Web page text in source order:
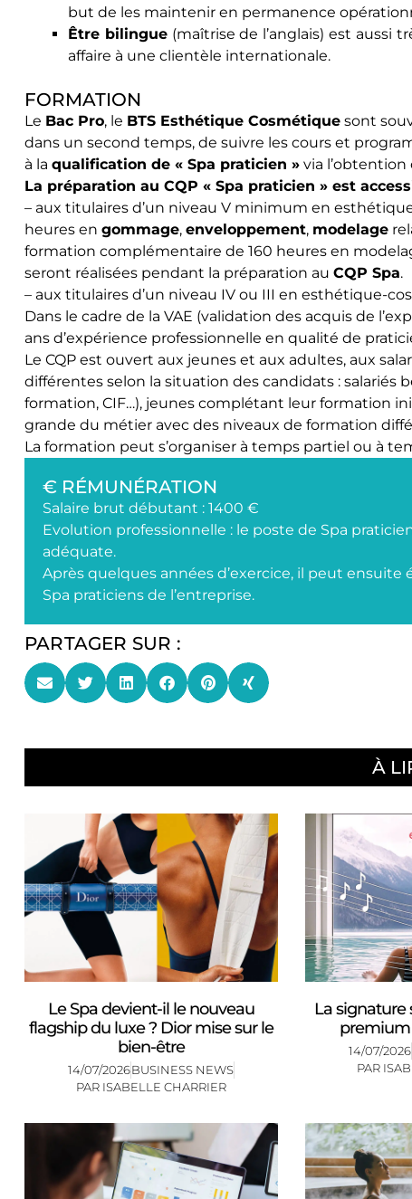
but de les maintenir en permanence
Être bilingue(maîtrise de l’anglais) est aussi
affaire à une clientèle internationale.
FORMATION
Le Bac Pro, le BTS Esthétique Cosmétique sont
dans un second temps, de suivre les cours et
à la qualification de « Spa praticien » via
La préparation au CQP « Spa praticien » est
– aux titulaires d’un niveau V minimum en
heures en gommage, enveloppement, modelage
formation complémentaire de 160 heures en
seront réalisées pendant la préparation au CQP Spa.
– aux titulaires d’un niveau IV ou III en esthétique-
Dans le cadre de la VAE (validation des acquis de
ans d’expérience professionnelle en qualité de
Le CQP est ouvert aux jeunes et aux adultes, aux
différentes selon la situation des candidats :
formation, CIF…), jeunes complétant leur formation
grande du métier avec des niveaux de formation
La formation peut s’organiser à temps partiel ou à
€ RÉMUNÉRATION
Salaire brut débutant : 1400 €
Evolution professionnelle : le poste de Spa
adéquate.
Après quelques années d’exercice, il peut ensuite
Spa praticiens de l’entreprise.
PARTAGER SUR :
À
Le Spa devient-il le nouveau
flagship du luxe ? Dior mise sur le
bien-être
14/07/2026BUSINESS NEWS
PAR ISABELLE CHARRIER
La signature
premium
14/07/2026
PAR